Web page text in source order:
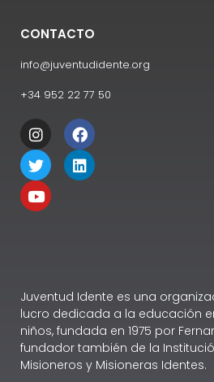
CONTACTO
info@juventudidente.org
+34 952 22 77 50
Juventud Idente es una
lucro dedicada a la educación
niños, fundada en 1975 por
fundador también de la
Misioneros y Misioneras Identes.